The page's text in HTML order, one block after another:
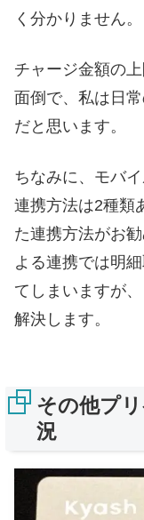
く分かりません。
チャージ金額の
面倒で、私は日
だと思います。
ちなみに、モバ
連携方法は2種類
た連携方法がお
よる連携では明
てしまいますが
解決します。
その他プ
況